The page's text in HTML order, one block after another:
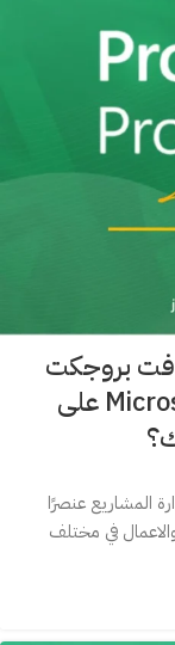
بروجكت
برو Microsoft Projects 2021 Pro على
المشاريع عنصرًا
في مختلف